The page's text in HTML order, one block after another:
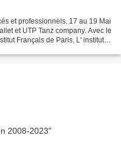
et professionnels. 17 au 19 Mai
et UTP Tanz company. Avec le
Français de Paris, L' institut